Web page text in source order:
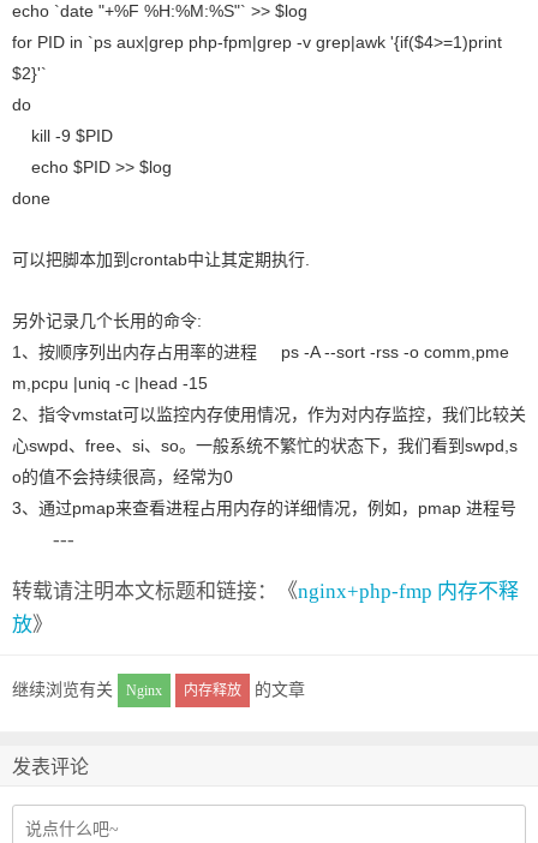
echo `date "+%F %H:%M:%S"` >> $log
for PID in `ps aux|grep php-fpm|grep -v grep|awk '{if($4>=1)print
$2}'`
do
kill -9 $PID
echo $PID >> $log
done
可以把脚本加到crontab中让其定期执行.
另外记录几个长用的命令:
1、按顺序列出内存占用率的进程 ps -A --sort -rss -o comm,pme
m,pcpu |uniq -c |head -15
2、指令vmstat可以监控内存使用情况，作为对内存监控，我们比较关
心swpd、free、si、so。一般系统不繁忙的状态下，我们看到swpd,s
o的值不会持续很高，经常为0
3、通过pmap来查看进程占用内存的详细情况，例如，pmap 进程号
---
转载请注明本文标题和链接：《nginx+php-fmp 内存不释
放》
继续浏览有关 Nginx 内存释放 的文章
发表评论